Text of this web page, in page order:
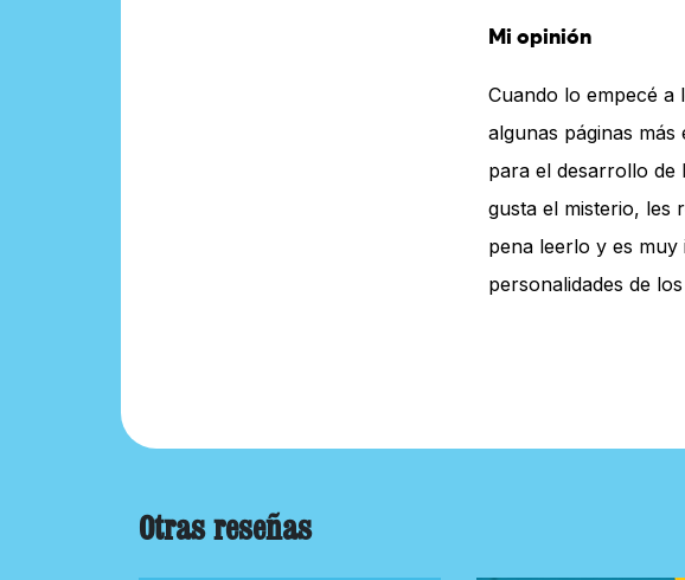
Mi opinión
Cuando lo empecé
algunas páginas
para el desarrollo de
gusta el misterio, les
pena leerlo y es
personalidades de
Otras reseñas